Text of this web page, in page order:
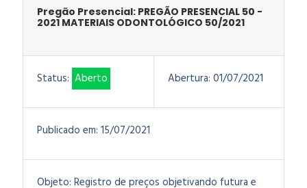
Pregão Presencial: PREGÃO PRESENCIAL 50 -
2021 MATERIAIS ODONTOLÓGICO 50/2021
Status: Aberto Abertura: 01/07/2021
Publicado em: 15/07/2021
Objeto: Registro de preços objetivando futura e